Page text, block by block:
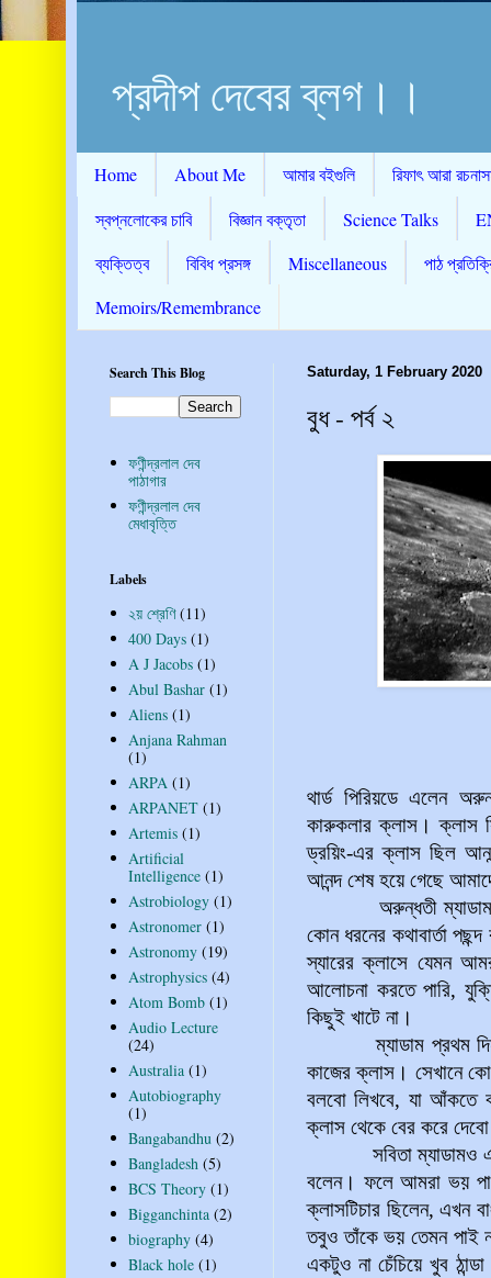
প্রদীপ দেবের ব্লগ।।
Home About Me আমার বইগুলি
রিফাৎ আরা
স্বপ্নলোকের চাবি
বিজ্ঞান বক্তৃতা Science Talks
ব্যক্তিত্ব
বিবিধ প্রসঙ্গ Miscellaneous
পাঠ
Memoirs/Remembrance
Saturday, 1 February 2020
বুধ - পর্ব ২
থার্ড পিরিয়ডে এলেন
কারুকলারক্লাস। ক্লাস
ড্রয়িং-এর ক্লাস ছিল
আনন্দ শেষ হয়ে গেছে
অরুন্ধতী ম্যাডাম
কোন ধরনের কথাবার্তা
স্যারের ক্লাসে যেমন
আলোচনা করতে পারি,
কিছুই খাটে না।
ম্যাডাম প্রথম দিন
কাজের ক্লাস। সেখানে
বলবো লিখবে, যা আঁকতে
ক্লাস থেকে বের করে
সবিতা ম্যাডামও
বলেন। ফলে আমরা ভয়
ক্লাসটিচার ছিলেন, এখন
তবুও তাঁকে ভয় তেমন পাই
একটুও না চেঁচিয়ে খুব
Search This Blog
ফণীন্দ্রলাল দেব
পাঠাগার
ফণীন্দ্রলাল দেব
মেধাবৃত্তি
Labels
২য় শ্রেণি (11)
400 Days (1)
A J Jacobs (1)
Abul Bashar (1)
Aliens (1)
Anjana Rahman
(1)
ARPA (1)
ARPANET (1)
Artemis (1)
Artificial
Intelligence (1)
Astrobiology (1)
Astronomer (1)
Astronomy (19)
Astrophysics (4)
Atom Bomb (1)
Audio Lecture
(24)
Australia (1)
Autobiography
(1)
Bangabandhu (2)
Bangladesh (5)
BCS Theory (1)
Bigganchinta (2)
biography (4)
Black hole (1)